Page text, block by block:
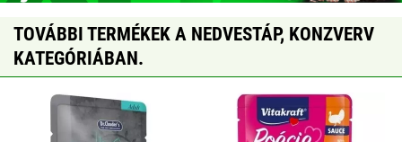
TOVÁBBI TERMÉKEK A NEDVESTÁP, KONZVERV
KATEGÓRIÁBAN.